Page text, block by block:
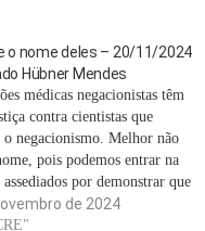
o nome deles – 20/11/2024
Hübner Mendes
médicas negacionistas têm
contra cientistas que
negacionismo. Melhor não
pois podemos entrar na
por demonstrar que
anticiência causa milhares de
sabemos quais são essas
de 2024